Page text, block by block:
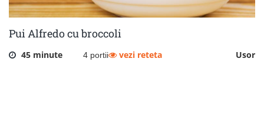
Pui Alfredo cu broccoli
45 minute 4 portii Usor
vezi reteta